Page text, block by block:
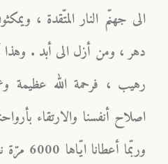
الى جهنّم النار المتّقدة ،
دهر ، ومن أزل الى أبد . وهذا
رهيب ، فرحمة الله عظيمة
اصلاح أنفسنا والارتقاء
وربّما